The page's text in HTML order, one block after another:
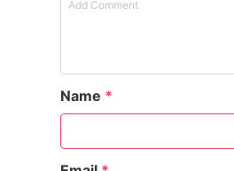
Name *